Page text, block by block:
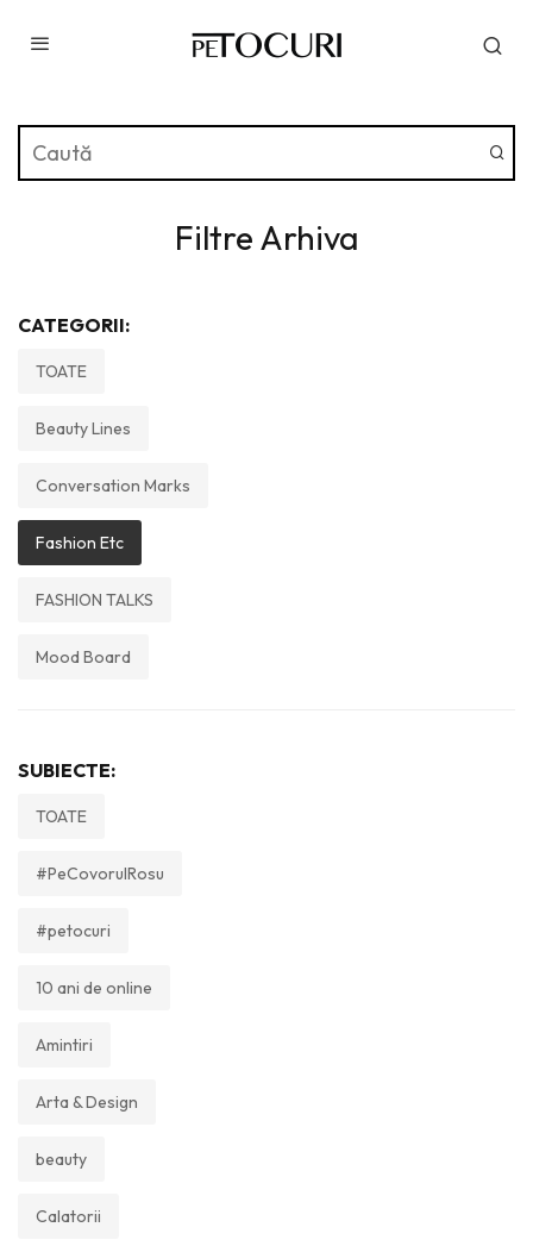
Filtre Arhiva
CATEGORII:
TOATE
Beauty Lines
Conversation Marks
Fashion Etc
FASHION TALKS
Mood Board
SUBIECTE:
TOATE
#PeCovorulRosu
#petocuri
10 ani de online
Amintiri
Arta & Design
beauty
Calatorii